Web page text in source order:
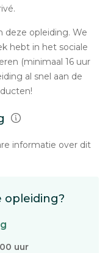
deze op­lei­ding. We
hebt in het sociale
(minimaal 16 uur
al snel aan de
informatie over dit
opleiding?
uur